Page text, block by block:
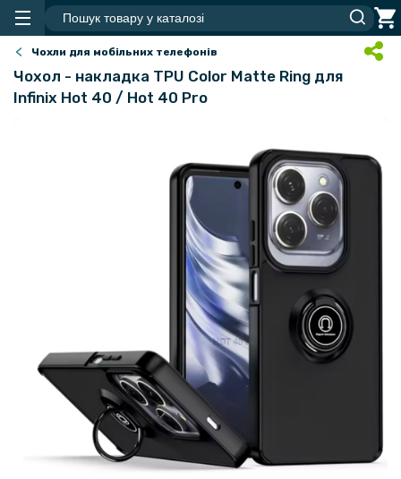
Чохли для мобільних телефонів
Чохол - накладка TPU Color Matte Ring для
Infinix Hot 40 / Hot 40 Pro